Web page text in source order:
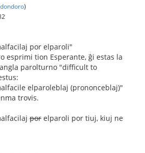
)
por elparoli"
esprimi tion Esperante, ĝi estas la
parolturno "difficult to
elparoleblaj (prononceblaj)"
trovis.
por elparoli por tiuj, kiuj ne